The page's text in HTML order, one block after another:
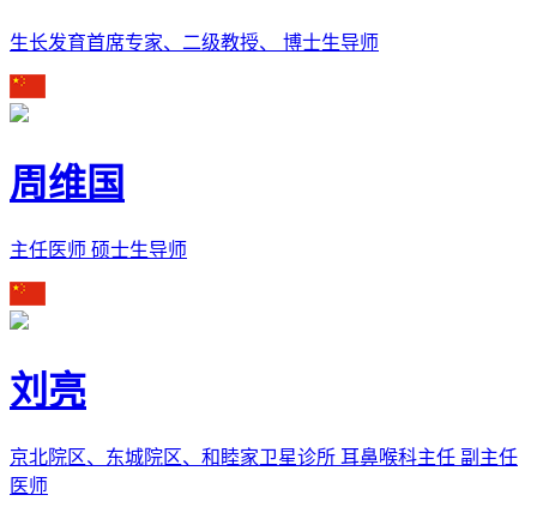
生长发育首席专家、二级教授、 博士生导师
周维国
主任医师 硕士生导师
刘亮
京北院区、东城院区、和睦家卫星诊所 耳鼻喉科主任 副主任
医师